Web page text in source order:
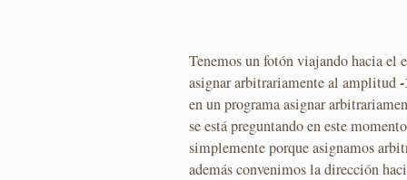
Tenemos un fotón viajando hacia el
asignar arbitrariamente al amplitud
en un programa asignar
se está preguntando en este
simplemente porque asignamos
además convenimos la dirección